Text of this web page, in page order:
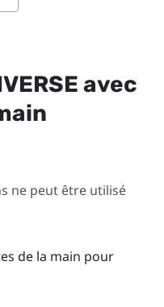
avec
ne peut être utilisé
de la main pour